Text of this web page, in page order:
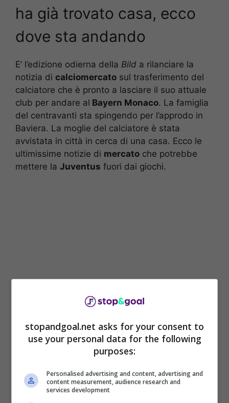
ha già trovato casa, ecco
dove sta andando
E’ l’edizione odierna della Bild a rilanciare la
notizia di calciomercato sul trasferimento del
calciatore che è pronto a lasciare il suo attuale
club per andare al Bayern Monaco. La famiglia
del centravanti sta spingendo per l’approdo in
Baviera. La moglie del calciatore è stata
avvistata in città in cerca di una casa. Ecco le
ultimissime notizie di mercato che potrebbe
mettere la Juventus fuori dai giochi.
Nel caso in cui dovesse concretizzarsi il
trasferimento al Bayern Monaco di Harry
, i tedeschi si ritirerebbero dalla corsa per
attendeva segnali da Monaco di Baviera, in
attesa di proposte concrete da Psg o Real
Madrid. Ma questa nuova presa di posizione
stopandgoal.net asks for your consent to
use your personal data for the following
purposes:
Personalised advertising and content, advertising and
content measurement, audience research and
services development